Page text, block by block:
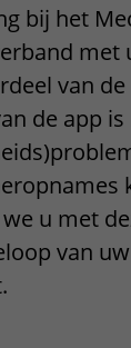
bij het
met
van
de app
u met
van